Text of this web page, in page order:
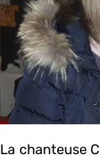
La chanteuse